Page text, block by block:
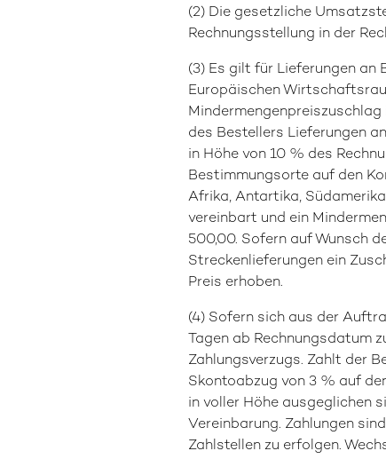
(2) Die gesetzliche
Rechnungsstellung in der
(3) Es gilt für Lieferungen an
Europäischen
Mindermengenpreiszuschlag
des Bestellers Lieferungen
in Höhe von 10 % des
Bestimmungsorte auf den
Afrika, Antartika,
vereinbart und ein
500,00. Sofern auf Wunsch
Streckenlieferungen ein
Preis erhoben.
(4) Sofern sich aus der
Tagen ab Rechnungsdatum
Zahlungsverzugs. Zahlt der
Skontoabzug von 3 % auf
in voller Höhe ausgeglichen
Vereinbarung. Zahlungen
Zahlstellen zu erfolgen.